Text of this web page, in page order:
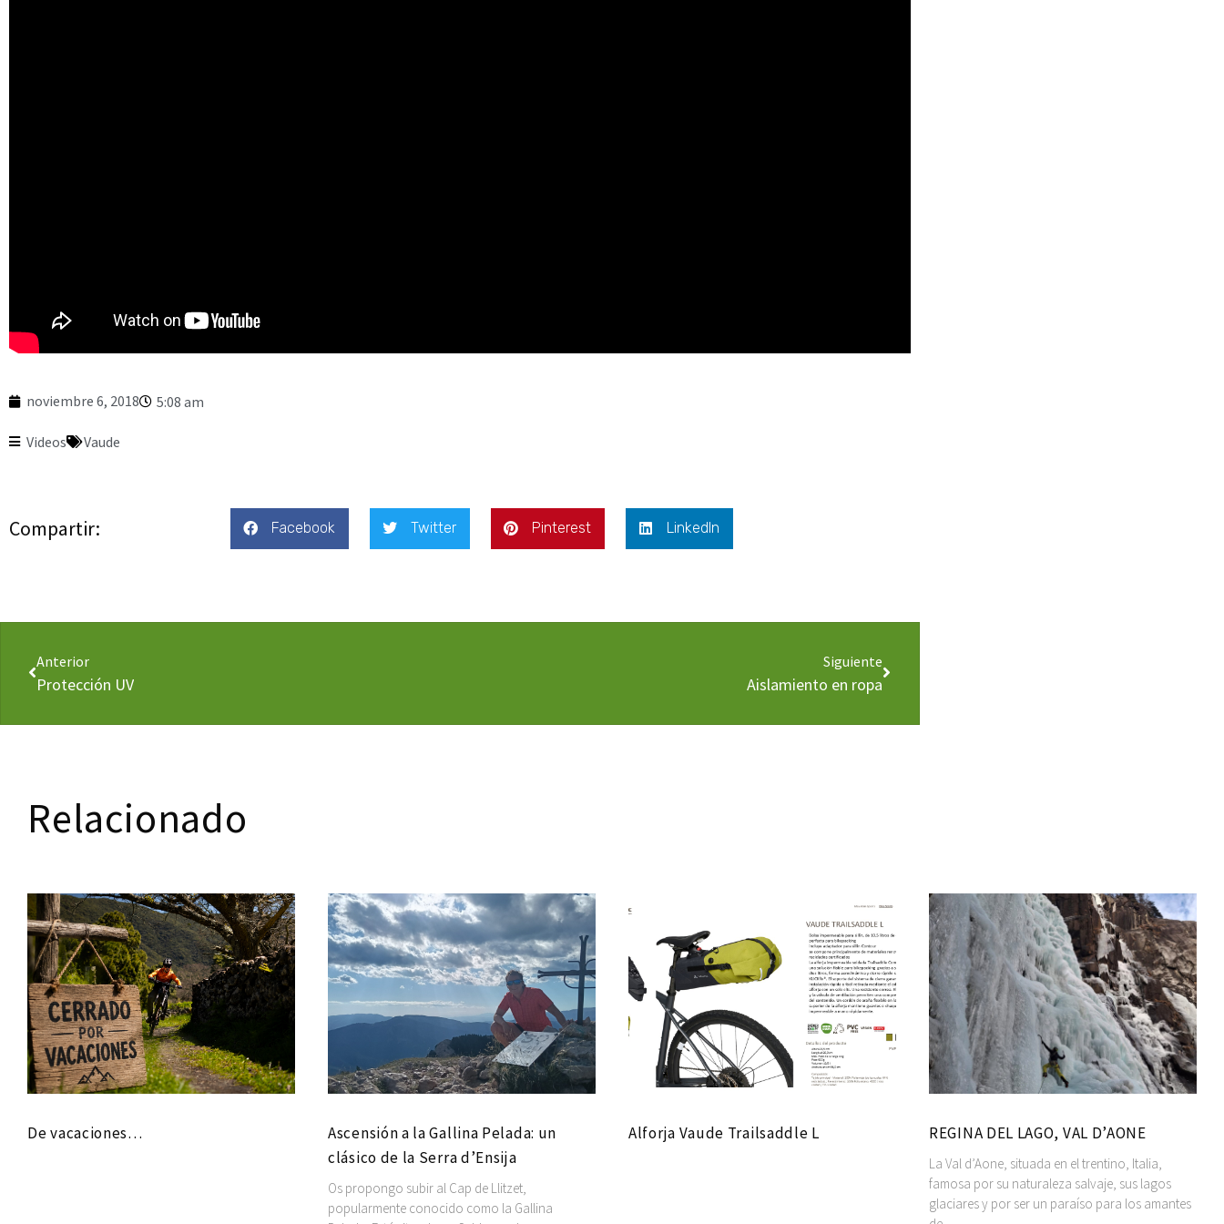
noviembre 6, 2018 5:08 am
Videos Vaude
Compartir: Facebook Twitter Pinterest LinkedIn
Anterior
Protección UV
Siguiente
Aislamiento en ropa
Relacionado
De vacaciones…
Ascensión a la Gallina Pelada: un
clásico de la Serra d’Ensija
Os propongo subir al Cap de Llitzet,
popularmente conocido como la Gallina
Alforja Vaude Trailsaddle L REGINA DEL LAGO, VAL D’AONE
La Val d’Aone, situada en el trentino, Italia,
famosa por su naturaleza salvaje, sus lagos
glaciares y por ser un paraíso para los amantes